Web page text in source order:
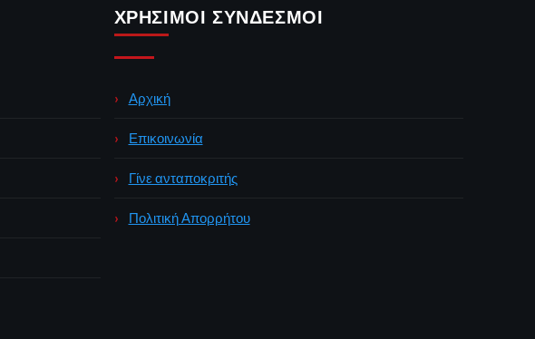
ΧΡΉΣΙΜΟΙ ΣΎΝΔΕΣΜΟΙ
Αρχική
Επικοινωνία
Γίνε ανταποκριτής
Πολιτική Απορρήτου